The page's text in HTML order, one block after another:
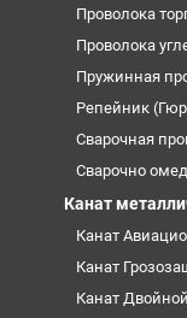
Проволока
Проволока
Пружинная
Репейник
Сварочная
Сварочно
Канат
Канат
Канат
Канат